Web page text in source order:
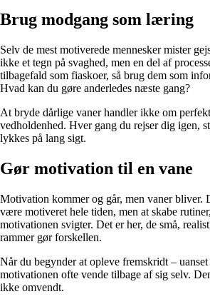
Brug modgang som læring
Selv de mest motiverede mennesker mister
ikke et tegn på svaghed, men en del af
tilbagefald som fiaskoer, så brug dem som
Hvad kan du gøre anderledes næste gang?
At bryde dårlige vaner handler ikke om
vedholdenhed. Hver gang du rejser dig igen,
lykkes på lang sigt.
Gør motivation til en vane
Motivation kommer og går, men vaner bliver.
være motiveret hele tiden, men at skabe
motivationen svigter. Det er her, de små,
rammer gør forskellen.
Når du begynder at opleve fremskridt –
motivationen ofte vende tilbage af sig selv.
ikke omvendt.